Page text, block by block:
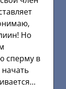
Но
сперму в